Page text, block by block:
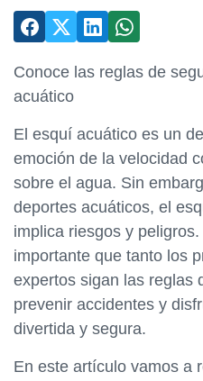
Conoce las reglas de
acuático
El esquí acuático es un
emoción de la velocidad
sobre el agua. Sin
deportes acuáticos, el
implica riesgos y
importante que tanto los
expertos sigan las reglas
prevenir accidentes y
divertida y segura.
En este artículo vamos a